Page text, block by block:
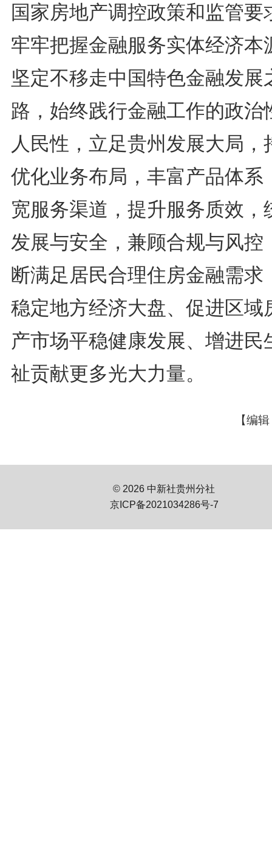
国家房地产调控政策和监管要
牢牢把握金融服务实体经济本
坚定不移走中国特色金融发展
路，始终践行金融工作的政治
人民性，立足贵州发展大局，
优化业务布局，丰富产品体系
宽服务渠道，提升服务质效，
发展与安全，兼顾合规与风控
断满足居民合理住房金融需求
稳定地方经济大盘、促进区域
产市场平稳健康发展、增进民
祉贡献更多光大力量。
【编
© 2026 中新社贵州分社
京ICP备2021034286号-7